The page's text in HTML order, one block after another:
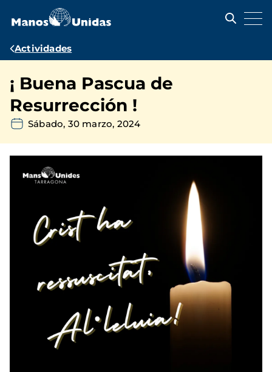
contenido
Ruta
navegación
Actividades
¡ Buena Pascua de
Resurrección !
Sábado, 30 marzo, 2024